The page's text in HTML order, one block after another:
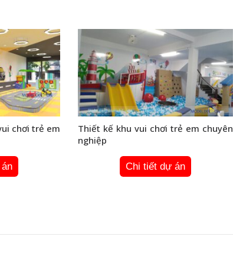
chơi trẻ em
Thiết kế khu vui chơi trẻ em chuyên
nghiệp
Chi tiết dự án